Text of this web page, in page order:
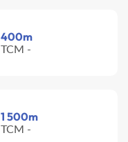
400m
TCM -
1 500m
TCM -